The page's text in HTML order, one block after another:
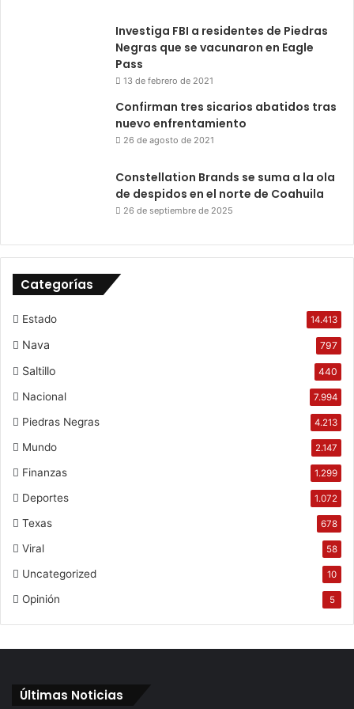
Investiga FBI a residentes de Piedras
Negras que se vacunaron en Eagle
Pass
13 de febrero de 2021
Confirman tres sicarios abatidos tras
nuevo enfrentamiento
26 de agosto de 2021
Constellation Brands se suma a la ola
de despidos en el norte de Coahuila
26 de septiembre de 2025
Categorías
Estado 14.413
Nava 797
Saltillo 440
Nacional 7.994
Piedras Negras 4.213
Mundo 2.147
Finanzas 1.299
Deportes 1.072
Texas 678
Viral 58
Uncategorized 10
Opinión 5
Últimas Noticias